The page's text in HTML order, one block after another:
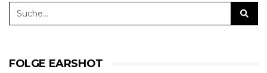
FOLGE EARSHOT